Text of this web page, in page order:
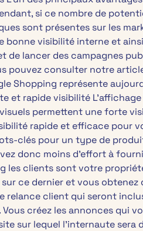
si ce nombre de
sont présentes sur les
bonne visibilité interne et
de lancer des campagnes
pouvez consulter notre
Shopping représente
et rapide visibilité
permettent une forte
rapide et efficace pour
clés pour un type de
donc moins d’effort à
les clients sont votre
ce dernier et vous
relance client qui seront
Vous créez les annonces qui
sur lequel l’internaute sera